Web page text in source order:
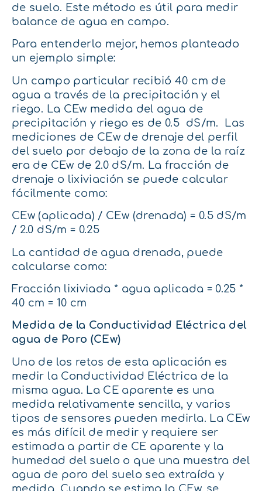
de suelo. Este método es útil para medir
balance de agua en campo.
Para entenderlo mejor, hemos planteado
un ejemplo simple:
Un campo particular recibió 40 cm de
agua a través de la precipitación y el
riego. La CEw medida del agua de
precipitación y riego es de 0.5 dS/m. Las
mediciones de CEw de drenaje del perfil
del suelo por debajo de la zona de la raíz
era de CEw de 2.0 dS/m. La fracción de
drenaje o lixiviación se puede calcular
fácilmente como:
CEw (aplicada) / CEw (drenada) = 0.5 dS/m
/ 2.0 dS/m = 0.25
La cantidad de agua drenada, puede
calcularse como:
Fracción lixiviada * agua aplicada = 0.25 *
40 cm = 10 cm
Medida de la Conductividad Eléctrica del
agua de Poro (CEw)
Uno de los retos de esta aplicación es
medir la Conductividad Eléctrica de la
misma agua. La CE aparente es una
medida relativamente sencilla, y varios
tipos de sensores pueden medirla. La CEw
es más difícil de medir y requiere ser
estimada a partir de CE aparente y la
humedad del suelo o que una muestra del
agua de poro del suelo sea extraída y
medida. Cuando se estima la CEw, se